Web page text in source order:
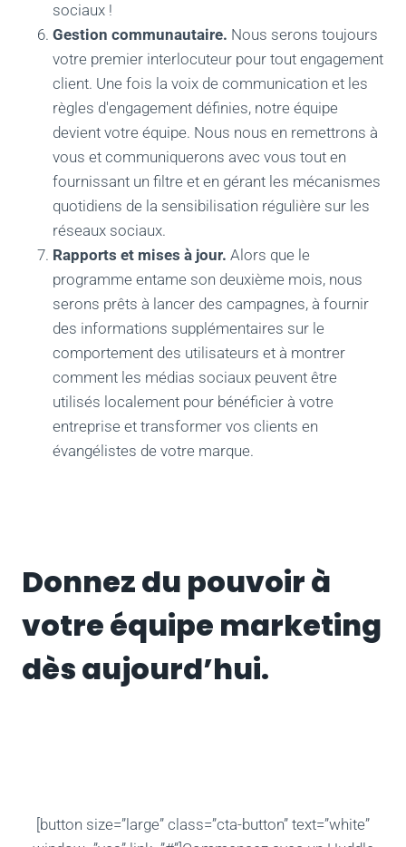
sociaux !
Gestion communautaire. Nous serons toujours
votre premier interlocuteur pour tout engagement
client. Une fois la voix de communication et les
règles d'engagement définies, notre équipe
devient votre équipe. Nous nous en remettrons à
vous et communiquerons avec vous tout en
fournissant un filtre et en gérant les mécanismes
quotidiens de la sensibilisation régulière sur les
réseaux sociaux.
Rapports et mises à jour. Alors que le
programme entame son deuxième mois, nous
serons prêts à lancer des campagnes, à fournir
des informations supplémentaires sur le
comportement des utilisateurs et à montrer
comment les médias sociaux peuvent être
utilisés localement pour bénéficier à votre
entreprise et transformer vos clients en
évangélistes de votre marque.
Donnez du pouvoir à
votre équipe marketing
dès aujourd’hui.
[button size=”large” class=”cta-button” text=”white”